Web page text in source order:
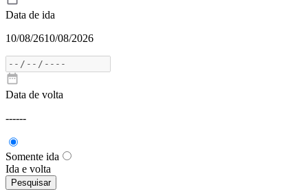
Data de ida
10/08/2610/08/2026
Data de volta
------
Somente ida
Ida e volta
Pesquisar